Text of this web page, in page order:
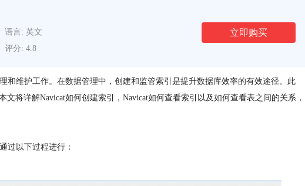
语言: 英文
评分: 4.8
立即购买
和维护工作。在数据管理中，创建和监管索引是提升数据库效率的有效途径。此
将详解Navicat如何创建索引，Navicat如何查看索引以及如何查看表之间的关系，
过以下过程进行：